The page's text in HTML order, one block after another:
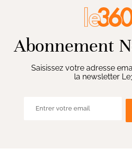
Abonnement
Saisissez votre adresse
la newsletter